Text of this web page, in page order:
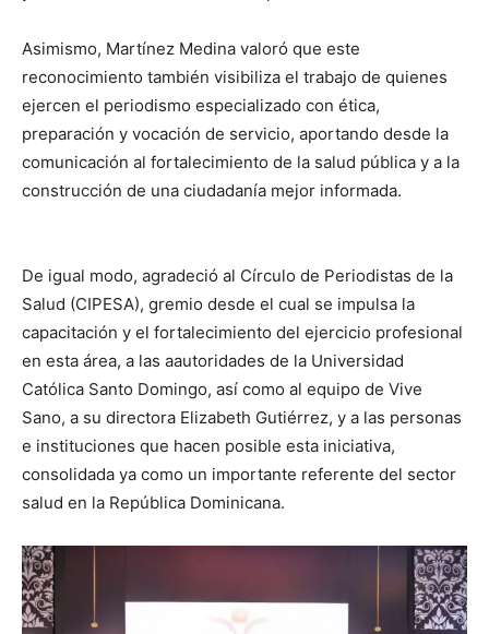
Asimismo, Martínez Medina valoró que este
reconocimiento también visibiliza el trabajo de quienes
ejercen el periodismo especializado con ética,
preparación y vocación de servicio, aportando desde la
comunicación al fortalecimiento de la salud pública y a la
construcción de una ciudadanía mejor informada.
De igual modo, agradeció al Círculo de Periodistas de la
Salud (CIPESA), gremio desde el cual se impulsa la
capacitación y el fortalecimiento del ejercicio profesional
en esta área, a las aautoridades de la Universidad
Católica Santo Domingo, así como al equipo de Vive
Sano, a su directora Elizabeth Gutiérrez, y a las personas
e instituciones que hacen posible esta iniciativa,
consolidada ya como un importante referente del sector
salud en la República Dominicana.